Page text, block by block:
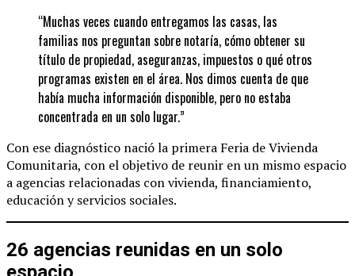
“Muchas veces cuando entregamos las casas, las
familias nos preguntan sobre notaría, cómo obtener su
título de propiedad, aseguranzas, impuestos o qué otros
programas existen en el área. Nos dimos cuenta de que
había mucha información disponible, pero no estaba
concentrada en un solo lugar.”
Con ese diagnóstico nació la primera Feria de Vivienda
Comunitaria, con el objetivo de reunir en un mismo espacio
a agencias relacionadas con vivienda, financiamiento,
educación y servicios sociales.
26 agencias reunidas en un solo